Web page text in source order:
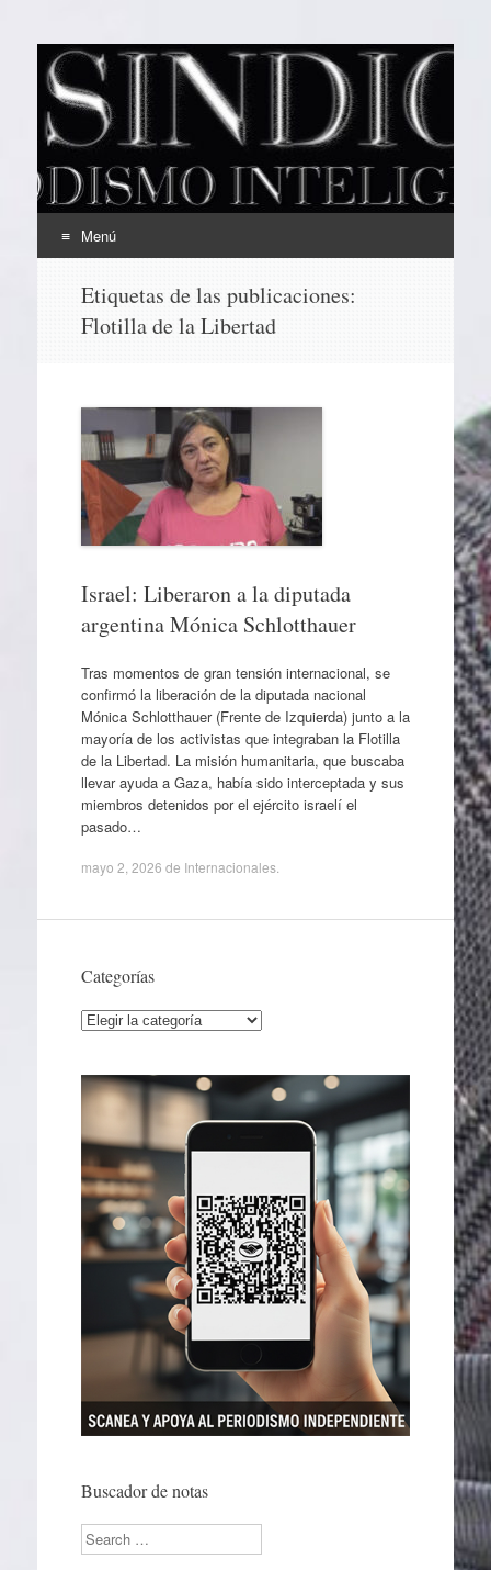
EL SINDICAL
Periodismo Inteligente
Menú
contenido
Etiquetas de las publicaciones:
Flotilla de la Libertad
Israel: Liberaron a la diputada
argentina Mónica Schlotthauer
Tras momentos de gran tensión internacional, se
confirmó la liberación de la diputada nacional
Mónica Schlotthauer (Frente de Izquierda) junto a la
mayoría de los activistas que integraban la Flotilla
de la Libertad. La misión humanitaria, que buscaba
llevar ayuda a Gaza, había sido interceptada y sus
miembros detenidos por el ejército israelí el
pasado…
mayo 2, 2026 de Internacionales.
Categorías
Categorías
Buscador de notas
Search